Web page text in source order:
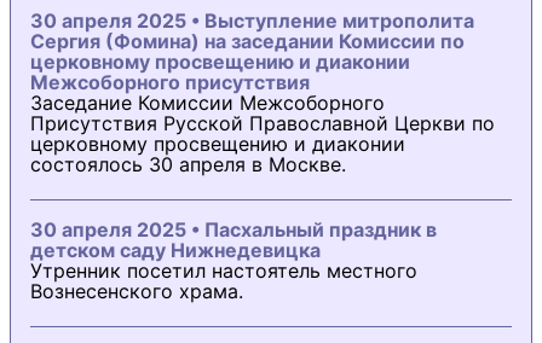
30 апреля 2025 • Выступление митрополита
Сергия (Фомина) на заседании Комиссии по
церковному просвещению и диаконии
Межсоборного присутствия
Заседание Комиссии Межсоборного
Присутствия Русской Православной Церкви по
церковному просвещению и диаконии
состоялось 30 апреля в Москве.
30 апреля 2025 • Пасхальный праздник в
детском саду Нижнедевицка
Утренник посетил настоятель местного
Вознесенского храма.